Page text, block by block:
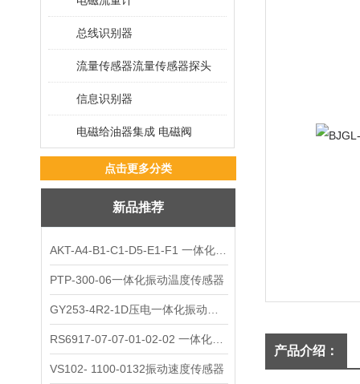
总线识别器
流量传感器流量传感器探头
信息识别器
电磁给油器集成 电磁阀
点击更多分类
新品推荐
PTP-300-06一体化振动温度传感器
VS102- 1100-0132振动速度传感器
产品介绍：